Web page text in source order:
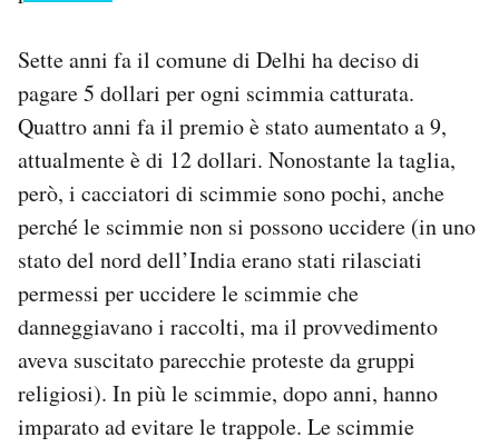
Sette anni fa il comune di Delhi ha deciso di
pagare 5 dollari per ogni scimmia catturata.
Quattro anni fa il premio è stato aumentato a 9,
attualmente è di 12 dollari. Nonostante la taglia,
però, i cacciatori di scimmie sono pochi, anche
perché le scimmie non si possono uccidere (in uno
stato del nord dell’India erano stati rilasciati
permessi per uccidere le scimmie che
danneggiavano i raccolti, ma il provvedimento
aveva suscitato parecchie proteste da gruppi
religiosi). In più le scimmie, dopo anni, hanno
imparato ad evitare le trappole. Le scimmie